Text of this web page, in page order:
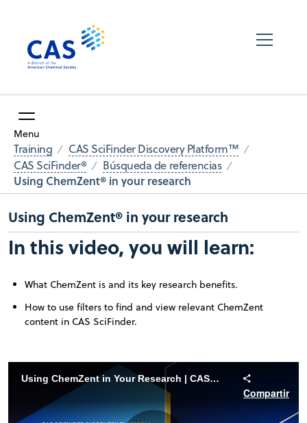
Menu
Training
CAS SciFinder Discovery Platform™
CAS SciFinder®
Búsqueda de referencias
Using ChemZent® in your research
Using ChemZent® in your research
In this video, you will learn:
What ChemZent is and its key research benefits.
How to use filters to find and view relevant ChemZent
content in CAS SciFinder.
Using ChemZent in Your Research | CAS SciFinder Discovery Platform
Compartir